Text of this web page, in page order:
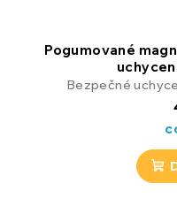
Pogumované
Bezpečné